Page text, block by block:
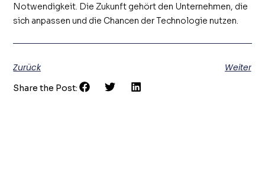
Notwendigkeit. Die Zukunft gehört den Unternehmen, die
sich anpassen und die Chancen der Technologie nutzen.
Zurück Weiter
Share the Post: